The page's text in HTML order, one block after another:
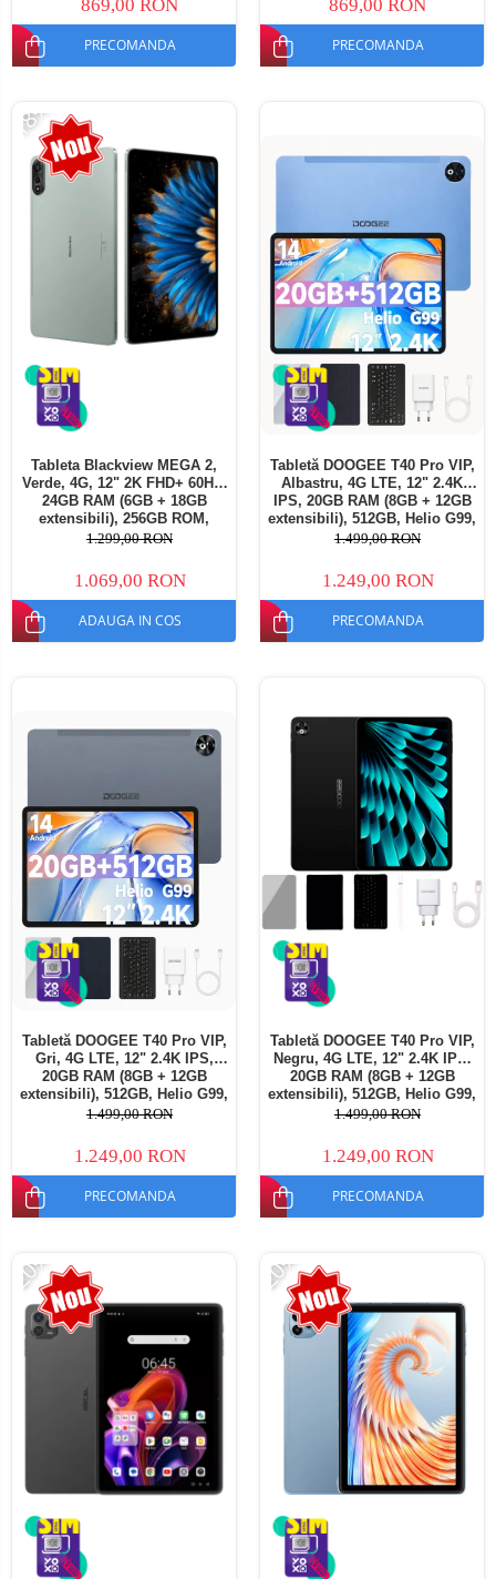
869,00 RON
PRECOMANDA
869,00 RON
PRECOMANDA
-18%
Tableta Blackview MEGA 2,
Verde, 4G, 12" 2K FHD+ 60Hz,
24GB RAM (6GB + 18GB
extensibili), 256GB ROM,
Android 15, Unisoc T615,
Stylus, Face Unlock, Dual SIM
1.299,00 RON
1.069,00 RON
ADAUGA IN COS
Tabletă DOOGEE T40 Pro VIP,
Albastru, 4G LTE, 12" 2.4K
IPS, 20GB RAM (8GB + 12GB
extensibili), 512GB, Helio G99,
10800mAh, 33W, Android 14,
1.499,00 RON
1.249,00 RON
PRECOMANDA
Tabletă DOOGEE T40 Pro VIP,
Gri, 4G LTE, 12" 2.4K IPS,
20GB RAM (8GB + 12GB
extensibili), 512GB, Helio G99,
10800mAh, 33W, Android 14,
1.499,00 RON
1.249,00 RON
PRECOMANDA
Tabletă DOOGEE T40 Pro VIP,
Negru, 4G LTE, 12" 2.4K IPS,
20GB RAM (8GB + 12GB
extensibili), 512GB, Helio G99,
10800mAh, 33W, Android 14,
1.499,00 RON
1.249,00 RON
PRECOMANDA
-20% -20%